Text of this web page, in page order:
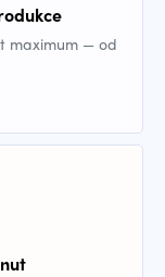
maximum — od